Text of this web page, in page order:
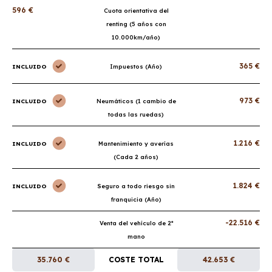
596 €
Cuota orientativa del
renting (5 años con
10.000km/año)
INCLUIDO Impuestos (Año) 365 €
INCLUIDO
Neumáticos (1 cambio de
todas las ruedas)
973 €
INCLUIDO
Mantenimiento y averías
(Cada 2 años)
1.216 €
INCLUIDO
Seguro a todo riesgo sin
franquicia (Año)
1.824 €
Venta del vehículo de 2ª
mano
-22.516 €
35.760 € COSTE TOTAL 42.653 €